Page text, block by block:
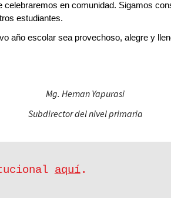
en comunidad. Sigamos
estudiantes.
año escolar sea provechoso, alegre y
Mg. Hernan Yapurasi
Subdirector del nivel primaria
aquí.